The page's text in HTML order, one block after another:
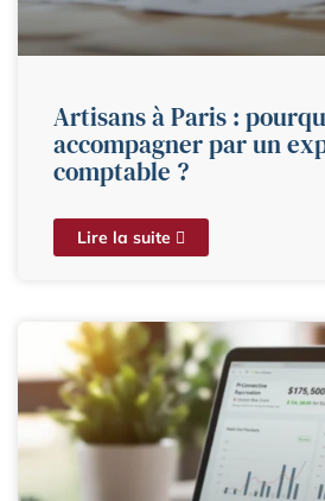
Artisans à Paris :
accompagner par un
comptable ?
Lire la suite